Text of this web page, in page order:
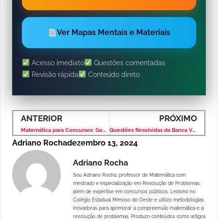
Ver Mapas Mentais e Materiais
Acesso imediato
Questões comentadas
Revisão rápida
Conteúdo direto
ANTERIOR
Matemática para Concursos: Geometria Plana – Banca VUNESP – Nível Superior
PRÓXIMO
Questões Resolvidas da Banca VUNESP – Nível Superior – PDF para Baixar
Adriano Rochadezembro 13, 2024
Adriano Rocha
Sou Adriano Rocha, professor de Matemática com
mestrado e especialização em Resolução de Problemas,
além de expertise em concursos públicos. Leciono no
Colégio Estadual Mimoso do Oeste e utilizo metodologias
inovadoras para aprimorar a compreensão matemática e a
resolução de problemas. Produzo conteúdos como artigos